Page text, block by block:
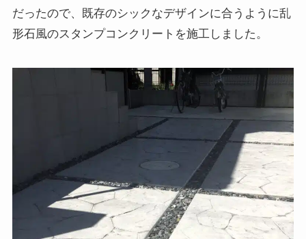
だったので、既存のシックなデザインに合うように乱
形石風のスタンプコンクリートを施工しました。